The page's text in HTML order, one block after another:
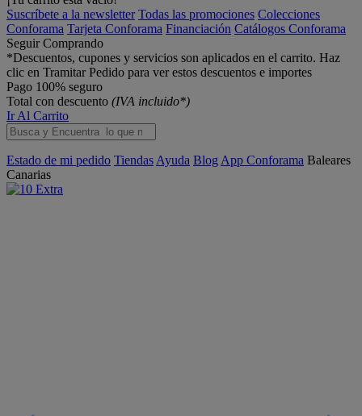
Suscríbete a la newsletter Todas las promociones Colecciones
Conforama Tarjeta Conforama Financiación Catálogos Conforama
Seguir Comprando
*Descuentos, cupones y servicios son aplicados en el carrito. Haz
clic en Tramitar Pedido para ver estos descuentos e importes
Pago 100% seguro
Total con descuento (IVA incluido*)
Ir Al Carrito
Estado de mi pedido Tiendas Ayuda Blog App Conforama Baleares
Canarias